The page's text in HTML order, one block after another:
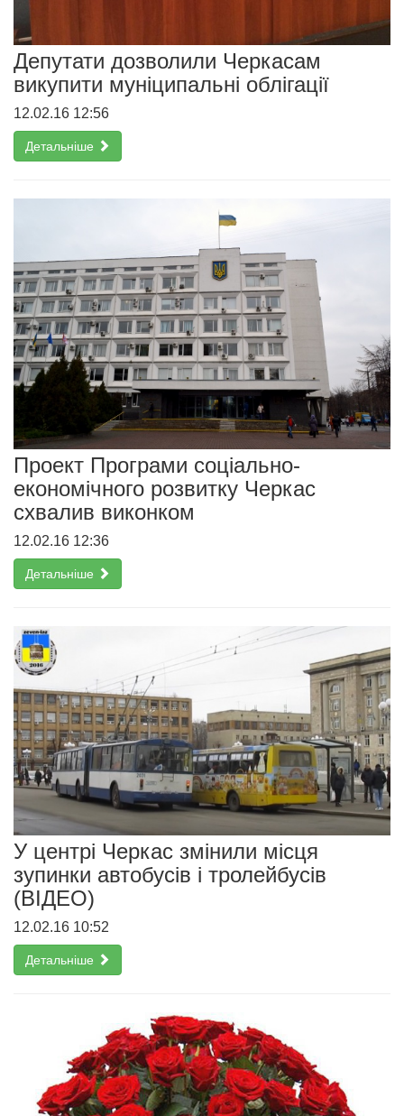
Депутати дозволили Черкасам
викупити муніципальні облігації
12.02.16 12:56
Детальніше
Проект Програми соціально-
економічного розвитку Черкас
схвалив виконком
12.02.16 12:36
Детальніше
У центрі Черкас змінили місця
зупинки автобусів і тролейбусів
(ВІДЕО)
12.02.16 10:52
Детальніше